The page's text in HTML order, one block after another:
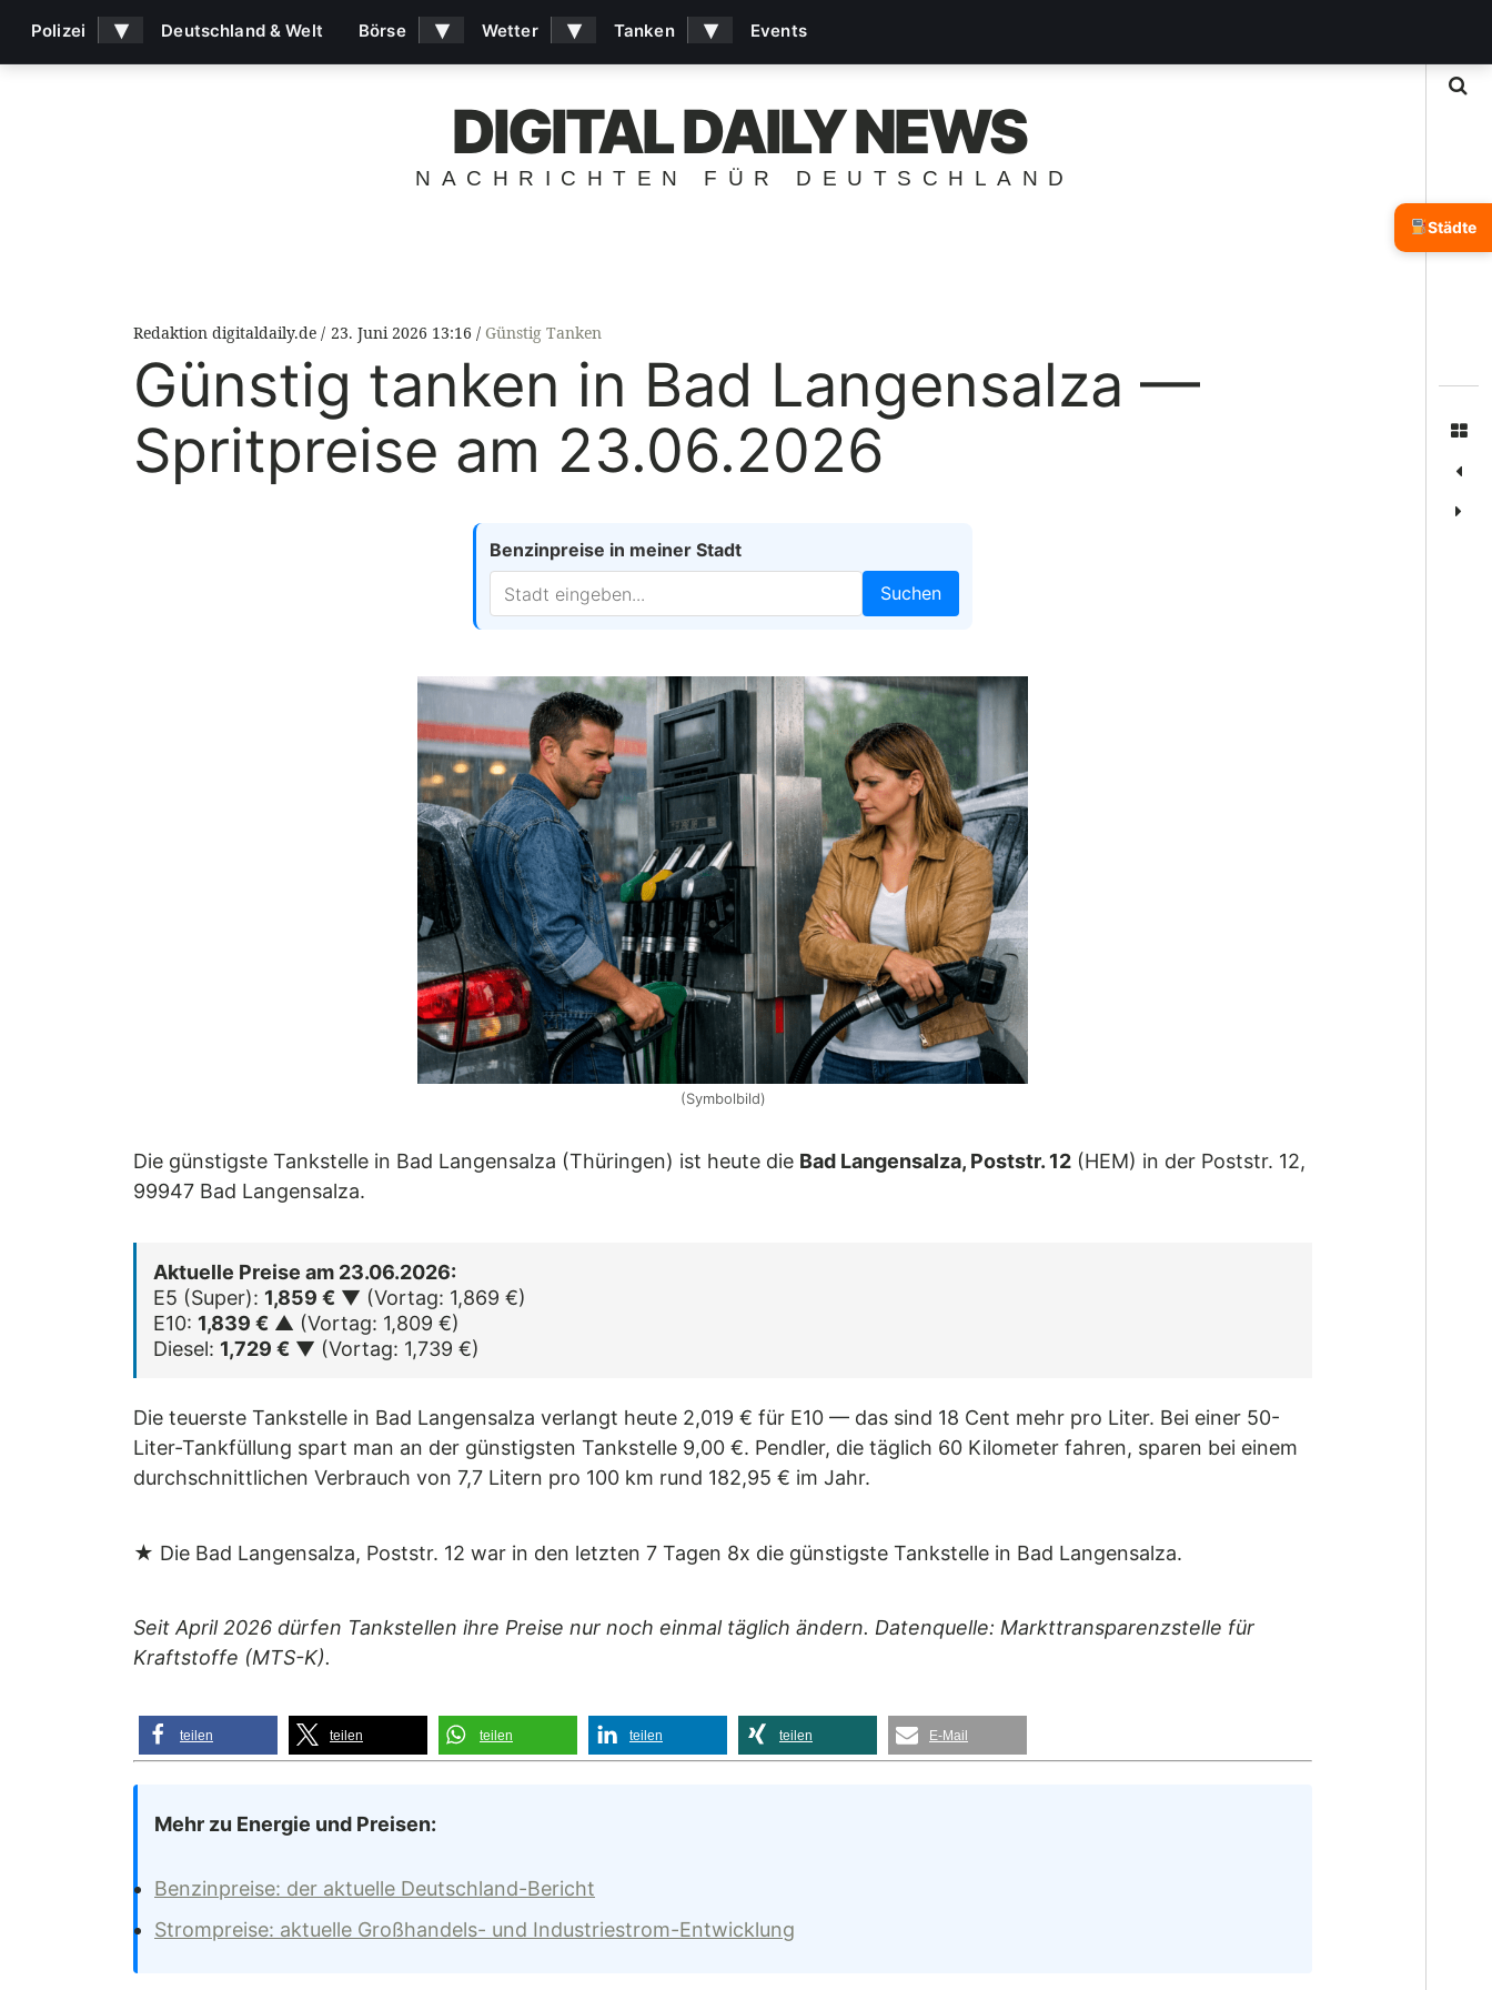
DIGITAL DAILY NEWS
NACHRICHTEN FÜR DEUTSCHLAND
Redaktion digitaldaily.de 23. Juni 2026 13:16 Günstig Tanken
Günstig tanken in Bad Langensalza —
Spritpreise am 23.06.2026
Benzinpreise in meiner Stadt
Suchen
(Symbolbild)
Die günstigste Tankstelle in Bad Langensalza (Thüringen) ist heute die Bad Langensalza, Poststr. 12 (HEM) in der Poststr. 12,
99947 Bad Langensalza.
Aktuelle Preise am 23.06.2026:
E5 (Super): 1,859 € ▼ (Vortag: 1,869 €)
E10: 1,839 € ▲ (Vortag: 1,809 €)
Diesel: 1,729 € ▼ (Vortag: 1,739 €)
Die teuerste Tankstelle in Bad Langensalza verlangt heute 2,019 € für E10 — das sind 18 Cent mehr pro Liter. Bei einer 50-
Liter-Tankfüllung spart man an der günstigsten Tankstelle 9,00 €. Pendler, die täglich 60 Kilometer fahren, sparen bei einem
durchschnittlichen Verbrauch von 7,7 Litern pro 100 km rund 182,95 € im Jahr.
★ Die Bad Langensalza, Poststr. 12 war in den letzten 7 Tagen 8x die günstigste Tankstelle in Bad Langensalza.
Seit April 2026 dürfen Tankstellen ihre Preise nur noch einmal täglich ändern. Datenquelle: Markttransparenzstelle für
Kraftstoffe (MTS-K).
teilen teilen teilen teilen teilen E-Mail
Mehr zu Energie und Preisen:
Benzinpreise: der aktuelle Deutschland-Bericht
Strompreise: aktuelle Großhandels- und Industriestrom-Entwicklung
Polizei ▾ Deutschland & Welt Börse ▾ Wetter ▾ Tanken ▾ Events
Städte